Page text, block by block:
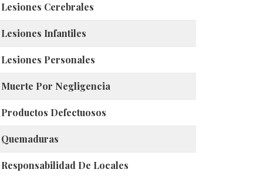
Lesiones Cerebrales
Lesiones Infantiles
Lesiones Personales
Muerte Por Negligencia
Productos Defectuosos
Quemaduras
Responsabilidad De Locales